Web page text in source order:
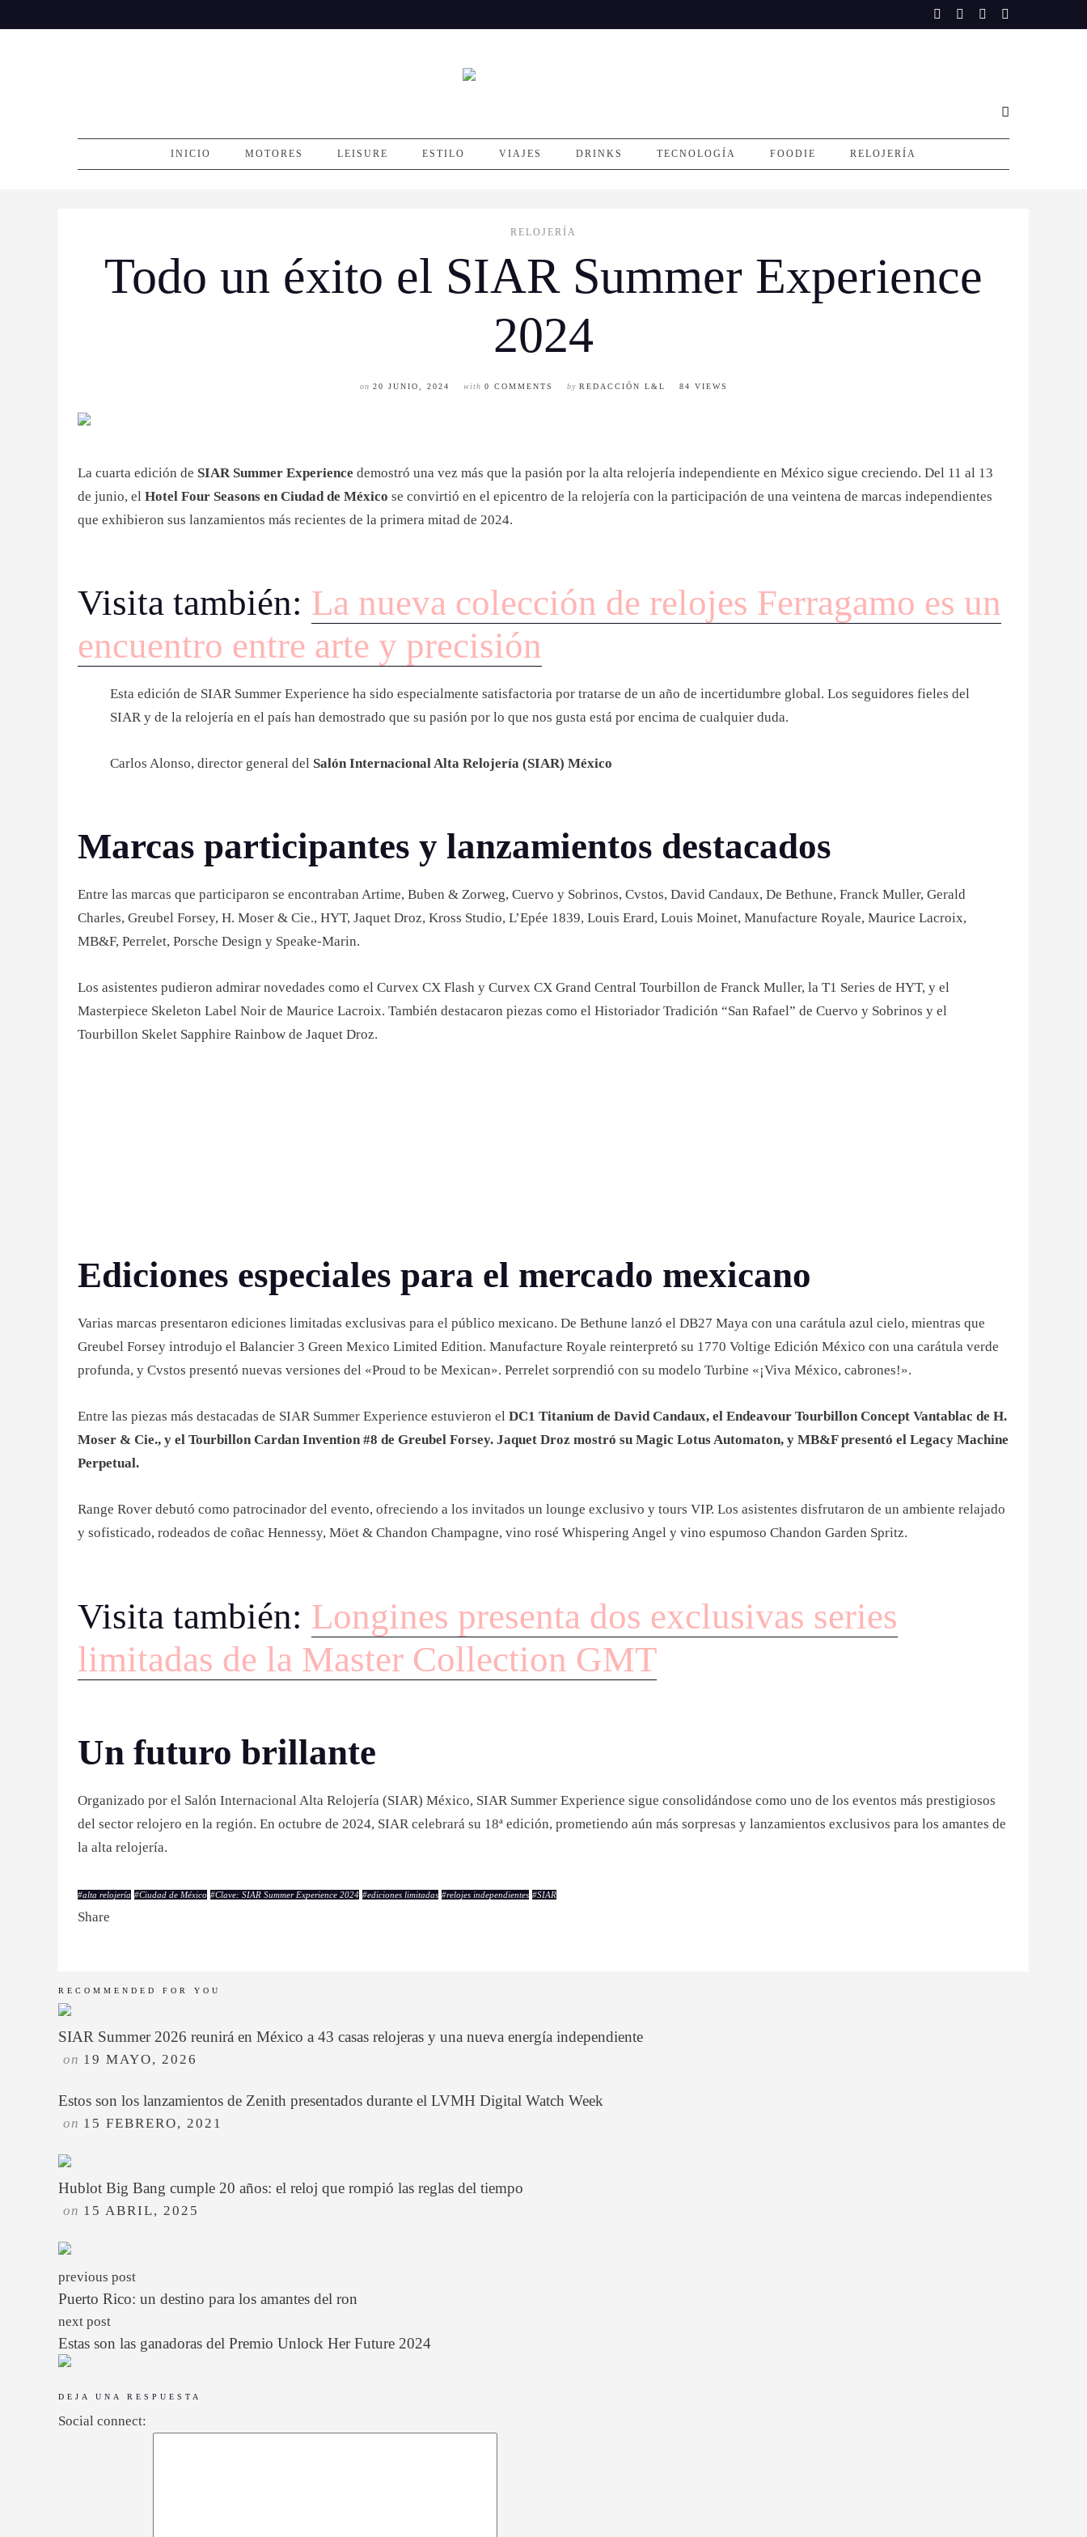
to
INICIO MOTORES LEISURE ESTILO VIAJES DRINKS TECNOLOGÍA FOODIE RELOJERÍA
RELOJERÍA
Todo un éxito el SIAR Summer Experience
2024
on 20 JUNIO, 2024 with 0 COMMENTS by REDACCIÓN L&L 84 VIEWS
La cuarta edición de SIAR Summer Experience demostró una vez más que la pasión por la alta relojería independiente en México sigue creciendo. Del 11 al 13
de junio, el Hotel Four Seasons en Ciudad de México se convirtió en el epicentro de la relojería con la participación de una veintena de marcas independientes
que exhibieron sus lanzamientos más recientes de la primera mitad de 2024.
Visita también: La nueva colección de relojes Ferragamo es un
encuentro entre arte y precisión
Esta edición de SIAR Summer Experience ha sido especialmente satisfactoria por tratarse de un año de incertidumbre global. Los seguidores fieles del
SIAR y de la relojería en el país han demostrado que su pasión por lo que nos gusta está por encima de cualquier duda.
Carlos Alonso, director general del Salón Internacional Alta Relojería (SIAR) México
Marcas participantes y lanzamientos destacados
Entre las marcas que participaron se encontraban Artime, Buben & Zorweg, Cuervo y Sobrinos, Cvstos, David Candaux, De Bethune, Franck Muller, Gerald
Charles, Greubel Forsey, H. Moser & Cie., HYT, Jaquet Droz, Kross Studio, L’Epée 1839, Louis Erard, Louis Moinet, Manufacture Royale, Maurice Lacroix,
MB&F, Perrelet, Porsche Design y Speake-Marin.
Los asistentes pudieron admirar novedades como el Curvex CX Flash y Curvex CX Grand Central Tourbillon de Franck Muller, la T1 Series de HYT, y el
Masterpiece Skeleton Label Noir de Maurice Lacroix. También destacaron piezas como el Historiador Tradición “San Rafael” de Cuervo y Sobrinos y el
Tourbillon Skelet Sapphire Rainbow de Jaquet Droz.
Ediciones especiales para el mercado mexicano
Varias marcas presentaron ediciones limitadas exclusivas para el público mexicano. De Bethune lanzó el DB27 Maya con una carátula azul cielo, mientras que
Greubel Forsey introdujo el Balancier 3 Green Mexico Limited Edition. Manufacture Royale reinterpretó su 1770 Voltige Edición México con una carátula verde
profunda, y Cvstos presentó nuevas versiones del «Proud to be Mexican». Perrelet sorprendió con su modelo Turbine «¡Viva México, cabrones!».
Entre las piezas más destacadas de SIAR Summer Experience estuvieron el DC1 Titanium de David Candaux, el Endeavour Tourbillon Concept Vantablac de H.
Moser & Cie., y el Tourbillon Cardan Invention #8 de Greubel Forsey. Jaquet Droz mostró su Magic Lotus Automaton, y MB&F presentó el Legacy Machine
Perpetual.
Range Rover debutó como patrocinador del evento, ofreciendo a los invitados un lounge exclusivo y tours VIP. Los asistentes disfrutaron de un ambiente relajado
y sofisticado, rodeados de coñac Hennessy, Möet & Chandon Champagne, vino rosé Whispering Angel y vino espumoso Chandon Garden Spritz.
Visita también: Longines presenta dos exclusivas series
limitadas de la Master Collection GMT
Un futuro brillante
Organizado por el Salón Internacional Alta Relojería (SIAR) México, SIAR Summer Experience sigue consolidándose como uno de los eventos más prestigiosos
del sector relojero en la región. En octubre de 2024, SIAR celebrará su 18ª edición, prometiendo aún más sorpresas y lanzamientos exclusivos para los amantes de
la alta relojería.
#alta relojería #Ciudad de México #Clave: SIAR Summer Experience 2024 #ediciones limitadas #relojes independientes #SIAR
Share
RECOMMENDED FOR YOU
SIAR Summer 2026 reunirá en México a 43 casas relojeras y una nueva energía independiente
on 19 MAYO, 2026
Estos son los lanzamientos de Zenith presentados durante el LVMH Digital Watch Week
on 15 FEBRERO, 2021
Hublot Big Bang cumple 20 años: el reloj que rompió las reglas del tiempo
on 15 ABRIL, 2025
previous post
Puerto Rico: un destino para los amantes del ron
next post
Estas son las ganadoras del Premio Unlock Her Future 2024
DEJA UNA RESPUESTA
Social connect: